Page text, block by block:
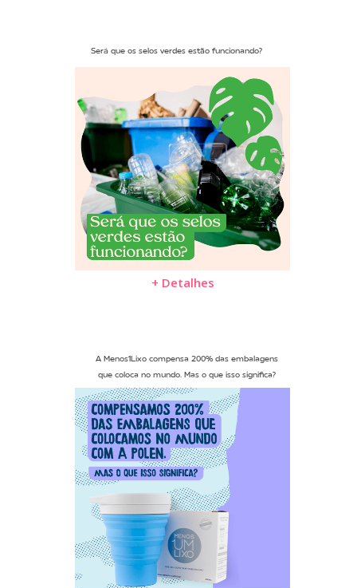
Será que os selos verdes estão funcionando?
+ Detalhes
A Menos1Lixo compensa 200% das embalagens
que coloca no mundo. Mas o que isso significa?